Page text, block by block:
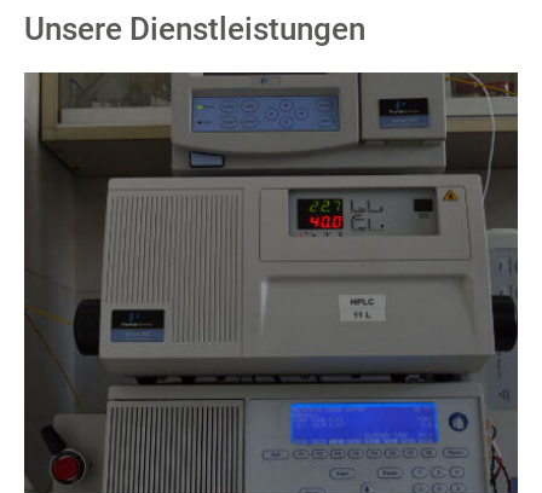
Unsere Dienstleistungen